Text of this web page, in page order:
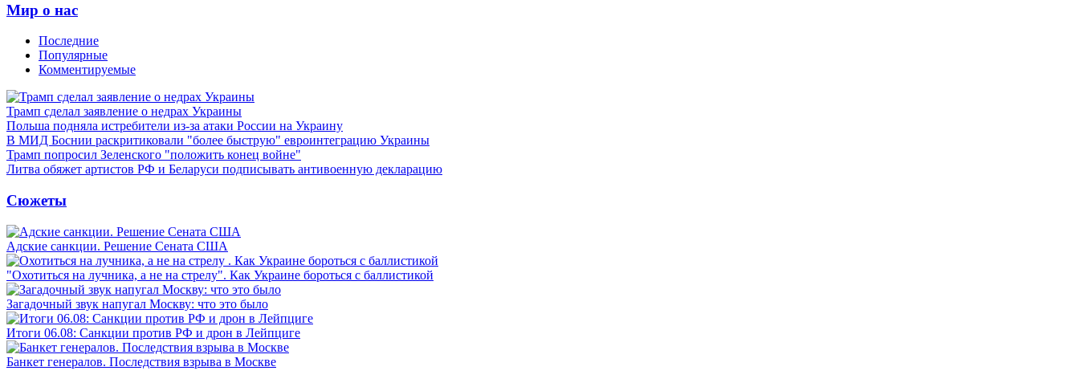
Мир о нас
Последние
Популярные
Комментируемые
Трамп сделал заявление о недрах Украины
Польша подняла истребители из-за атаки России на Украину
В МИД Боснии раскритиковали "более быструю" евроинтеграцию Украины
Трамп попросил Зеленского "положить конец войне"
Литва обяжет артистов РФ и Беларуси подписывать антивоенную декларацию
Сюжеты
Адские санкции. Решение Сената США
"Охотиться на лучника, а не на стрелу". Как Украине бороться с баллистикой
Загадочный звук напугал Москву: что это было
Итоги 06.08: Санкции против РФ и дрон в Лейпциге
Банкет генералов. Последствия взрыва в Москве